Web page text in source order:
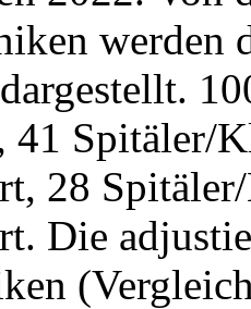
werden
41 Spitäler/
28
Die